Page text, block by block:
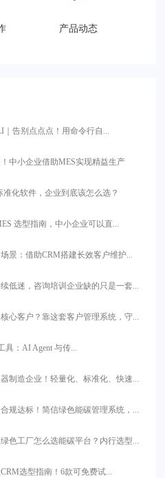
产品动态
｜告别点点点！用命令行自...
中小企业借助MES实现精益生产
准化软件，企业到底该怎么选？
选型指南，中小企业可以直...
景：借助CRM搭建长效客户维护...
低迷，咨询培训企业缺的只是一套...
心客户？靠这套客户管理系统，守...
具：AI Agent 与传...
制造企业！轻量化、标准化、快速...
规达标！简信绿色能碳管理系统，...
色工厂怎么选能碳平台？内行选型...
选型指南！6款可免费试...